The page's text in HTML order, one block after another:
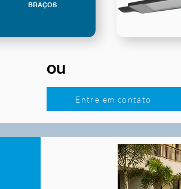
BRAÇOS
ou
Entre em contato